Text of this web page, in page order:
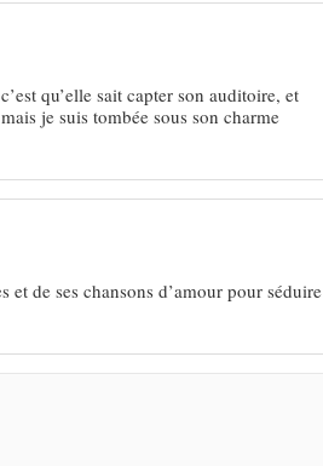
qu’elle sait capter son auditoire, et
je suis tombée sous son charme
et de ses chansons d’amour pour séduire